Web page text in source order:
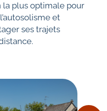
la plus optimale pour
et
ses trajets